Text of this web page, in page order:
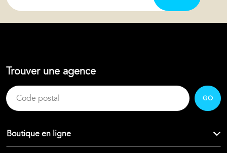
Trouver une agence
GO
Boutique en ligne